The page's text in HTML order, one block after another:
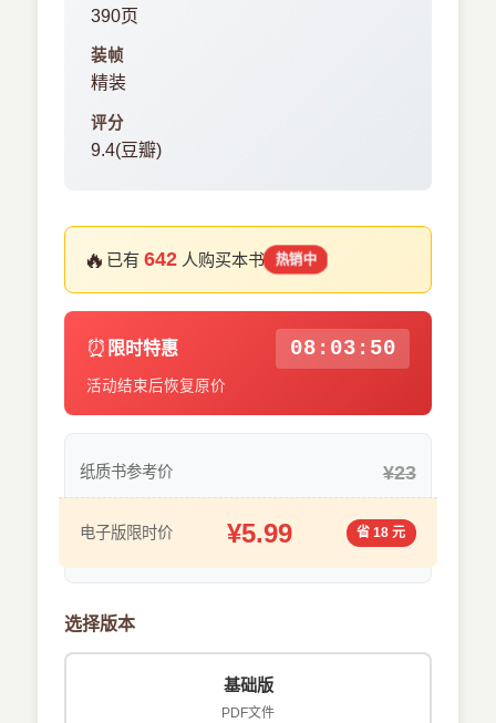
390页
装帧
精装
评分
9.4(豆瓣)
🔥 已有642 人购买本书 热销中
⏰ 限时特惠 08:03:49
活动结束后恢复原价
纸质书参考价 ¥23
电子版限时价 ¥5.99 省 18 元
选择版本
基础版
PDF文件